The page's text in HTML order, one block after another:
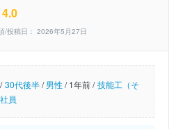
4.0
/投稿日： 2026年5月27日
30代後半/男性/1年前 / 技能工（そ
員